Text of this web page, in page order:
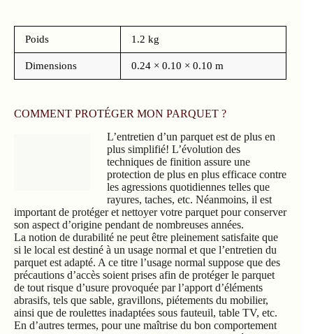
Poids 1.2 kg
Dimensions 0.24 × 0.10 × 0.10 m
COMMENT PROTÉGER MON PARQUET ?
L’entretien d’un parquet est de plus en
plus simplifié! L’évolution des techniques de finition assure
une protection de plus en plus efficace contre les agressions
quotidiennes telles que rayures, taches, etc. Néanmoins, il est
important de protéger et nettoyer votre parquet pour conserver
son aspect d’origine pendant de nombreuses années.
La notion de durabilité ne peut être pleinement satisfaite que
si le local est destiné à un usage normal et que l’entretien du
parquet est adapté. A ce titre l’usage normal suppose que des
précautions d’accès soient prises afin de protéger le parquet
de tout risque d’usure provoquée par l’apport d’éléments
abrasifs, tels que sable, gravillons, piétements du mobilier,
ainsi que de roulettes inadaptées sous fauteuil, table TV, etc.
En d’autres termes, pour une maîtrise du bon comportement
d’un parquet, on ne peut dissocier le choix et la durée de vie
d’un parquet de ses modes d’entretien, prévus ou prévisibles.